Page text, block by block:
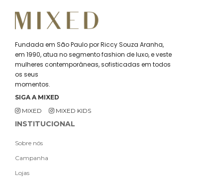
Fundada em São Paulo por Riccy Souza Aranha,
em 1990, atua no segmento fashion de luxo, e veste
mulheres contemporâneas, sofisticadas em todos
os seus
momentos.
SIGA A MIXED
MIXED
MIXED KIDS
INSTITUCIONAL
Sobre nós
Campanha
Lojas